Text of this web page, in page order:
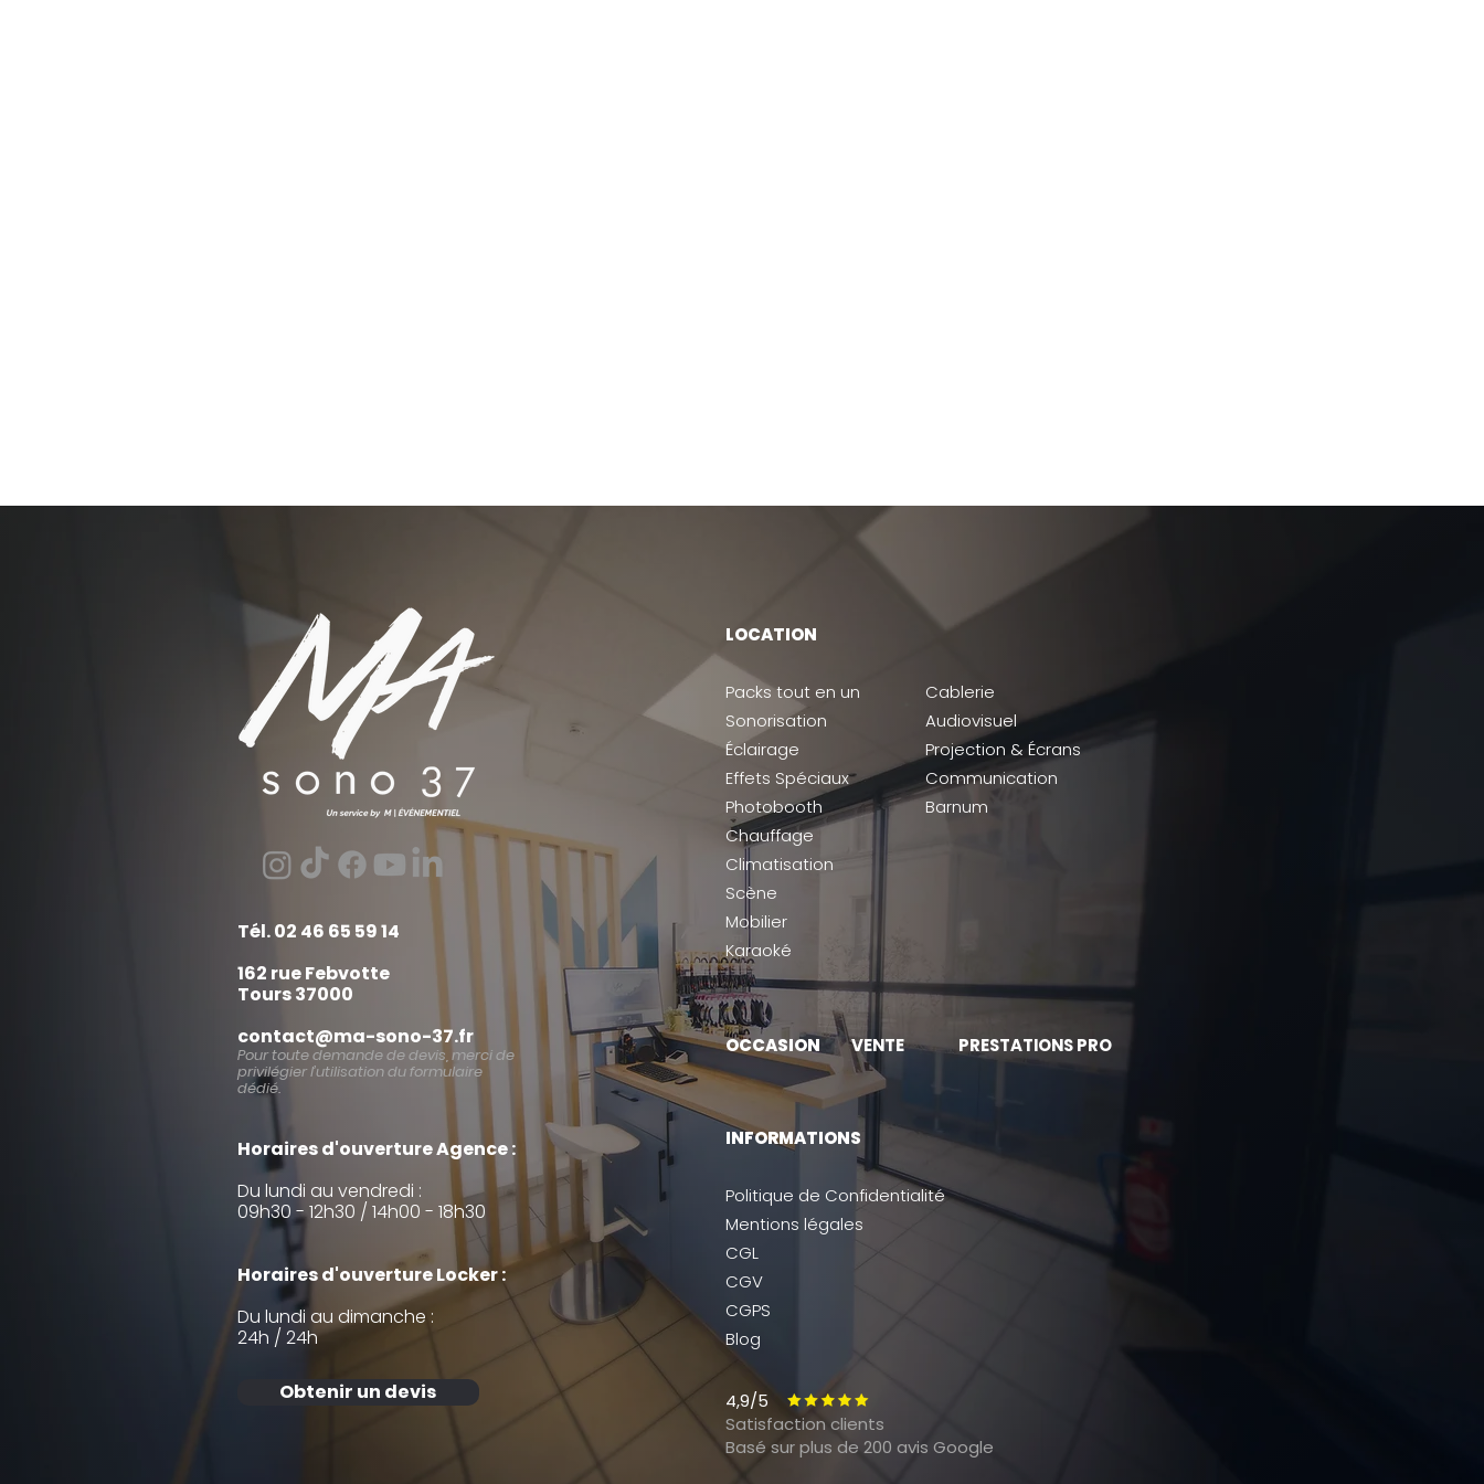
Tél. 02 46 65 59 14
162 rue Febvotte
Tours 37000
contact@ma-sono-37.fr
Pour toute demande de devis, merci de
privilégier l’utilisation du formulaire
dédié.
Horaires d'ouverture Agence :
Du lundi au vendredi :
09h30 - 12h30 / 14h00 - 18h30
Horaires d'ouverture Locker :
Du lundi au dimanche :
24h / 24h
Obtenir un devis
LOCATION
Packs tout en un
Sonorisation
Éclairage
Effets Spéciaux
Photobooth
Chauffage
Climatisation
Scène
Mobilier
Karaoké
Cablerie
Audiovisuel
Projection & Écrans
Communication
Barnum
OCCASION VENTE PRESTATIONS PRO
INFORMATIONS
Politique de Confidentialité
Mentions légales
CGL
CGV
CGPS
Blog
4,9/5
Satisfaction clients
Basé sur plus de 200 avis Google